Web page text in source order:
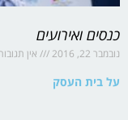
כנסים ואירועים
נובמבר 22, 2016 אין
על בית העסק